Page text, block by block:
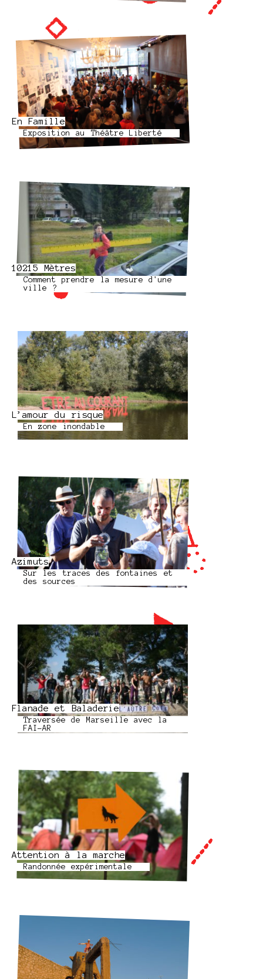
En Famille
Exposition au Théâtre Liberté
10215 Mètres
Comment prendre la mesure d'une
ville ?
L’amour du risque
En zone inondable
Azimuts
Sur les traces des fontaines et
des sources
Flanade et Baladerie
Traversée de Marseille avec la
FAI-AR
Attention à la marche
Randonnée expérimentale